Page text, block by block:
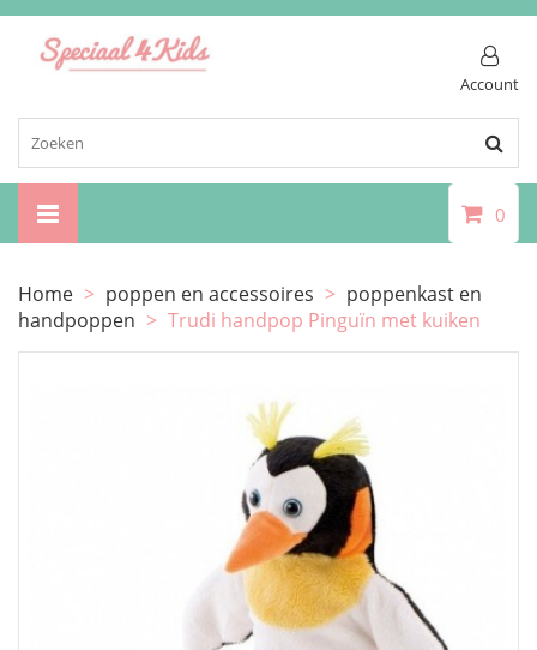
Account
0
Home > poppen en accessoires > poppenkast en
handpoppen > Trudi handpop Pinguïn met kuiken